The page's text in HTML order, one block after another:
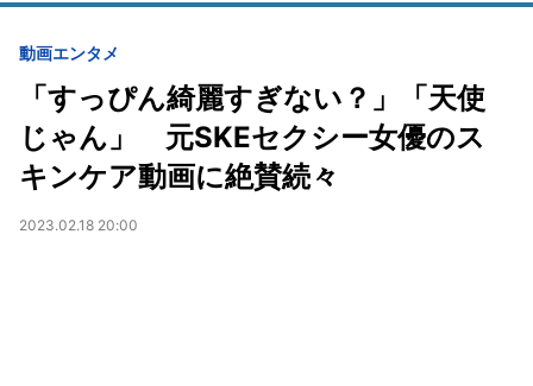
動画エンタメ
「すっぴん綺麗すぎない？」「天使
じゃん」 元SKEセクシー女優のス
キンケア動画に絶賛続々
2023.02.18 20:00